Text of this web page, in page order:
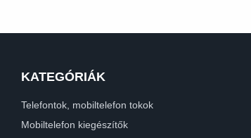
KATEGÓRIÁK
Telefontok, mobiltelefon tokok
Mobiltelefon kiegészítők